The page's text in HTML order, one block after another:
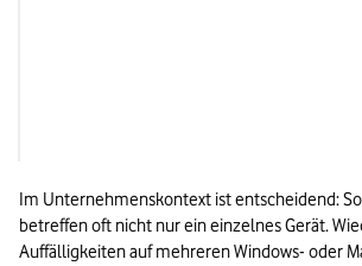
Im Unternehmenskontext ist entscheidend:
betreffen oft nicht nur ein einzelnes Gerät.
Auffälligkeiten auf mehreren Windows- oder